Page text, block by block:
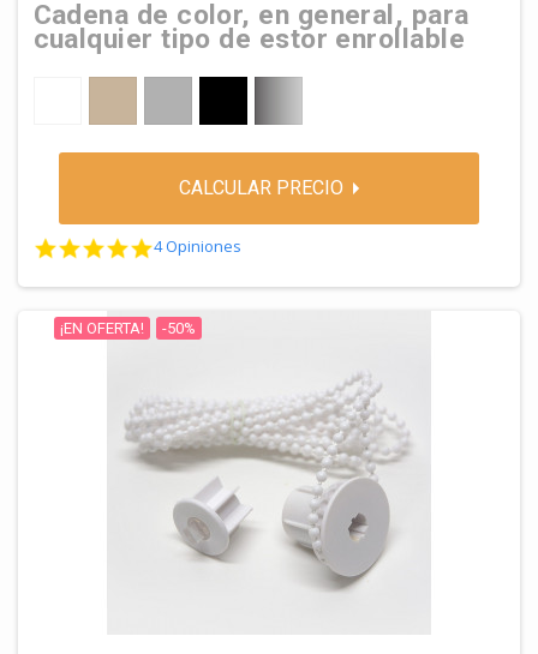
Cadena de color, en general, para
cualquier tipo de estor enrollable
CALCULAR PRECIO
5.0 star rating
4 Opiniones
¡EN OFERTA! -50%